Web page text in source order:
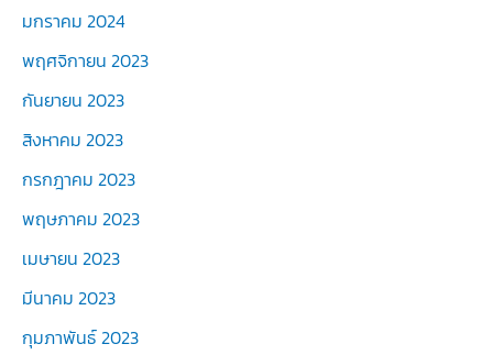
มกราคม 2024
พฤศจิกายน 2023
กันยายน 2023
สิงหาคม 2023
กรกฎาคม 2023
พฤษภาคม 2023
เมษายน 2023
มีนาคม 2023
กุมภาพันธ์ 2023